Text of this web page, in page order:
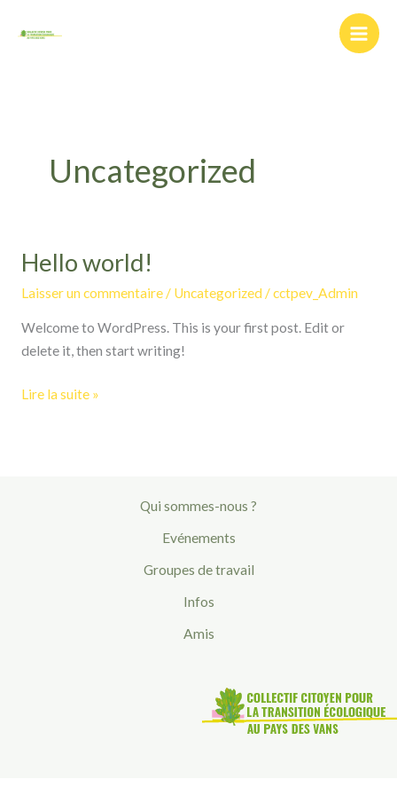
Uncategorized
Hello world!
Laisser un commentaire / Uncategorized /cctpev_Admin
Welcome to WordPress. This is your first post. Edit or
delete it, then start writing!
Hello
Lire la suite »
Qui sommes-nous ?
Evénements
Groupes de travail
Infos
Amis